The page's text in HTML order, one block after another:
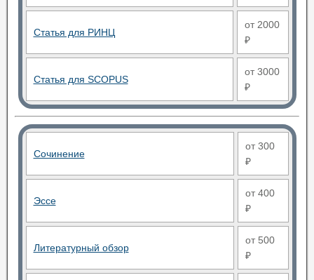
Статья для РИНЦ
от 2000
₽
Статья для SCOPUS
от 3000
₽
Сочинение
от 300
₽
Эссе
от 400
₽
Литературный обзор
от 500
₽